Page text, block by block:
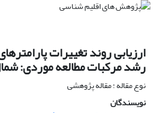
ارزیابی روند تغییرات
رشد مرکبات مطالعه موردی:
نوع مقاله : مقاله پژوهشی
نویسندگان